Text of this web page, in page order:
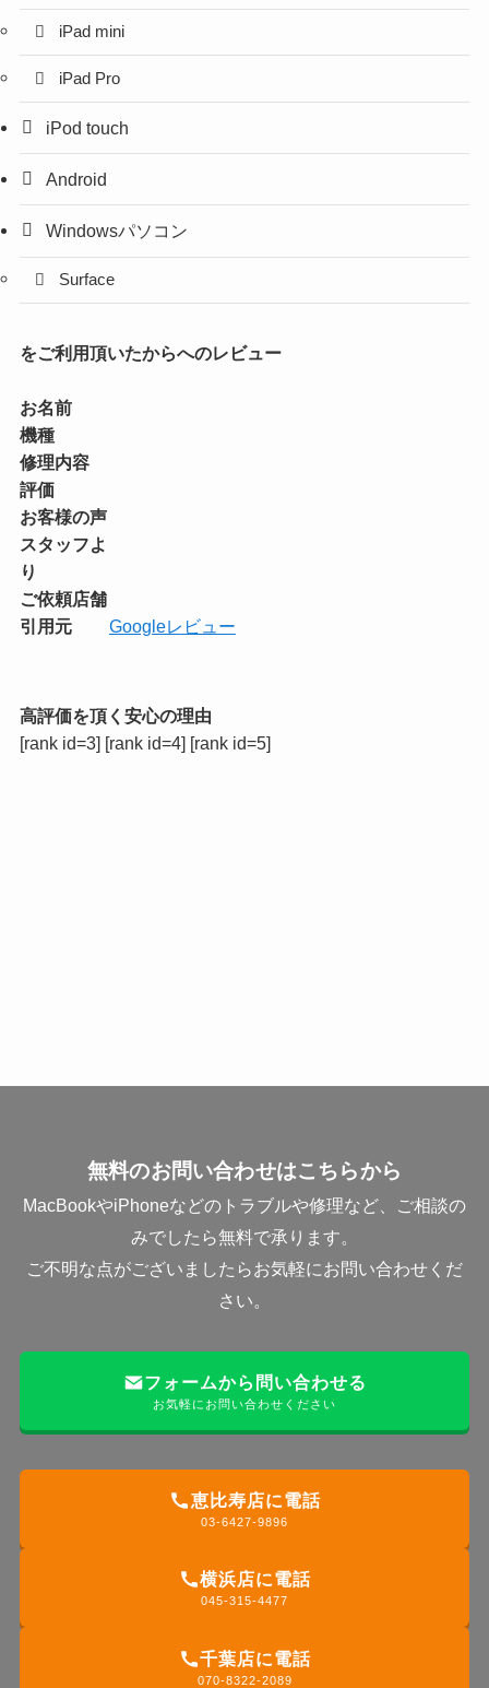
iPad mini
iPad Pro
iPod touch
Android
Windowsパソコン
Surface
をご利用頂いたからへのレビュー
お名前
機種
修理内容
評価
お客様の声
スタッフよ
り
ご依頼店舗
引用元
Googleレビュー
高評価を頂く安心の理由
[rank id=3] [rank id=4] [rank id=5]
無料のお問い合わせはこちらから
MacBookやiPhoneなどのトラブルや修理など、ご相談の
みでしたら無料で承ります。
ご不明な点がございましたらお気軽にお問い合わせくだ
さい。
フォームから問い合わせる
お気軽にお問い合わせください
恵比寿店に電話
03-6427-9896
横浜店に電話
045-315-4477
千葉店に電話
070-8322-2089